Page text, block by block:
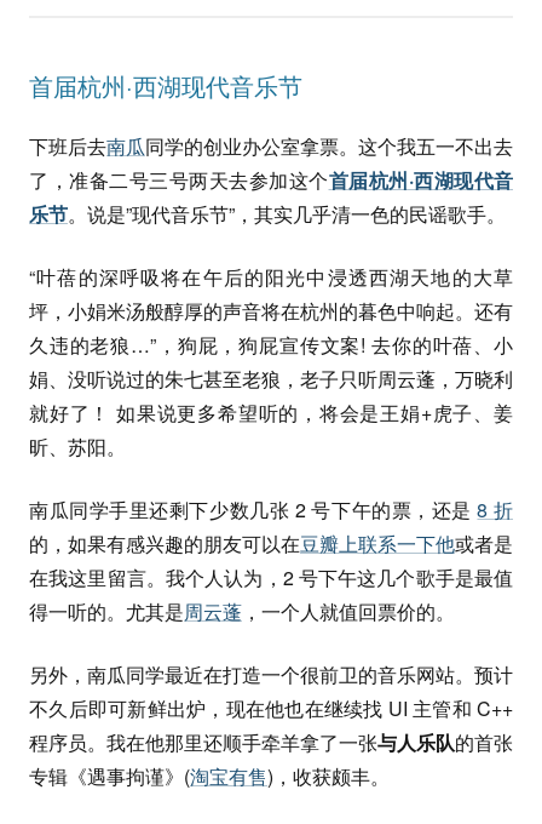
首届杭州·西湖现代音乐节
下班后去南瓜同学的创业办公室拿票。这个我五一不出去
了，准备二号三号两天去参加这个首届杭州·西湖现代音
乐节。说是”现代音乐节”，其实几乎清一色的民谣歌手。
“叶蓓的深呼吸将在午后的阳光中浸透西湖天地的大草
坪，小娟米汤般醇厚的声音将在杭州的暮色中响起。还有
久违的老狼…”，狗屁，狗屁宣传文案! 去你的叶蓓、小
娟、没听说过的朱七甚至老狼，老子只听周云蓬，万晓利
就好了！ 如果说更多希望听的，将会是王娟+虎子、姜
昕、苏阳。
南瓜同学手里还剩下少数几张 2 号下午的票，还是8 折
的，如果有感兴趣的朋友可以在豆瓣上联系一下他或者是
在我这里留言。我个人认为，2 号下午这几个歌手是最值
得一听的。尤其是周云蓬 ，一个人就值回票价的。
另外，南瓜同学最近在打造一个很前卫的音乐网站。预计
不久后即可新鲜出炉，现在他也在继续找 UI 主管和 C++
程序员。我在他那里还顺手牵羊拿了一张与人乐队的首张
专辑《遇事拘谨》(淘宝有售)，收获颇丰。